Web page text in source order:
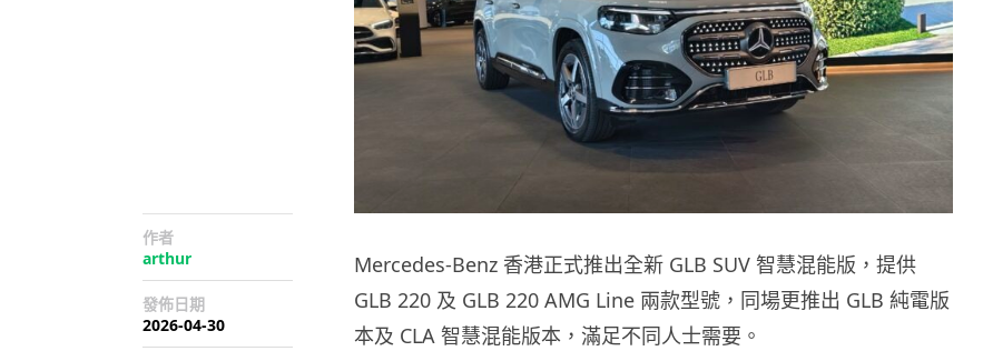
作者
arthur
發佈日期
2026-04-30
Mercedes-Benz 香港正式推出全新 GLB SUV 智慧混能版，提供
GLB 220 及 GLB 220 AMG Line 兩款型號，同場更推出 GLB 純電版
本及 CLA 智慧混能版本，滿足不同人士需要。